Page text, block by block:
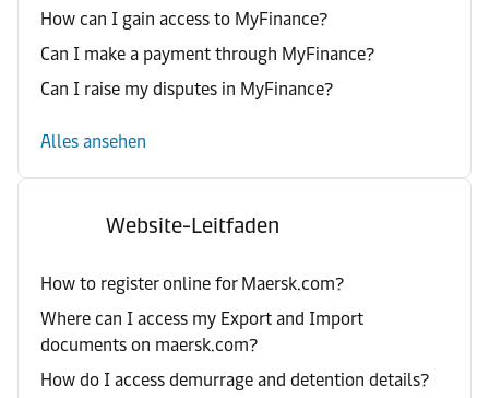
How can I gain access to MyFinance?
Can I make a payment through MyFinance?
Can I raise my disputes in MyFinance?
Alles ansehen
Website-Leitfaden
How to register online for Maersk.com?
Where can I access my Export and Import
documents on maersk.com?
How do I access demurrage and detention details?